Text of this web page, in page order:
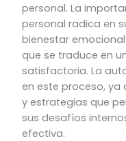
personal. La
personal radica en
bienestar
que se traduce en
satisfactoria. La
en este proceso, ya
y estrategias que
sus desafíos
efectiva.